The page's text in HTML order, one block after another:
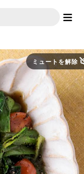
ミュートを解除